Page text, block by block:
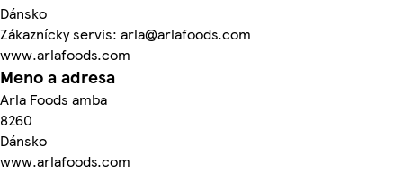
Dánsko
Zákaznícky servis: arla@arlafoods.com
www.arlafoods.com
Meno a adresa
Arla Foods amba
8260
Dánsko
www.arlafoods.com